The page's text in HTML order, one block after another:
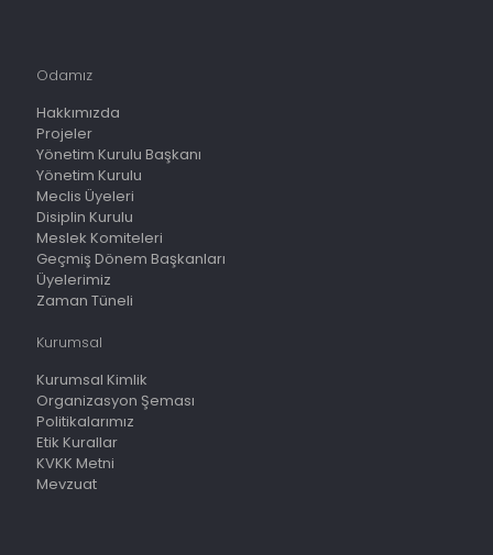
Odamız
Hakkımızda
Projeler
Yönetim Kurulu Başkanı
Yönetim Kurulu
Meclis Üyeleri
Disiplin Kurulu
Meslek Komiteleri
Geçmiş Dönem Başkanları
Üyelerimiz
Zaman Tüneli
Kurumsal
Kurumsal Kimlik
Organizasyon Şeması
Politikalarımız
Etik Kurallar
KVKK Metni
Mevzuat